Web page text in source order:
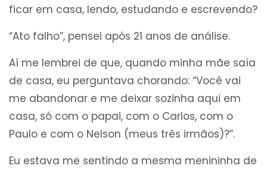
ficar em casa, lendo, estudando e escrevendo?
“Ato falho”, pensei após 21 anos de análise.
Aí me lembrei de que, quando minha mãe saía
de casa, eu perguntava chorando: “Você vai
me abandonar e me deixar sozinha aqui em
casa, só com o papai, com o Carlos, com o
Paulo e com o Nelson (meus três irmãos)?”.
Eu estava me sentindo a mesma menininha de